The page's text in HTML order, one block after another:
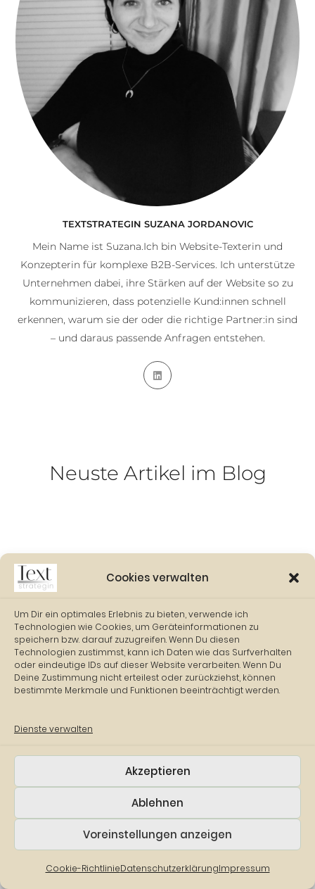
Cookies verwalten
Um Dir ein optimales Erlebnis zu bieten, verwende ich
Technologien wie Cookies, um Geräteinformationen zu
speichern bzw. darauf zuzugreifen. Wenn Du diesen
Technologien zustimmst, kann ich Daten wie das Surfverhalten
oder eindeutige IDs auf dieser Website verarbeiten. Wenn Du
Deine Zustimmung nicht erteilest oder zurückziehst, können
bestimmte Merkmale und Funktionen beeinträchtigt werden.
Dienste verwalten
Akzeptieren
Ablehnen
Voreinstellungen anzeigen
Cookie-RichtlinieDatenschutzerklärungImpressum
TEXTSTRATEGIN SUZANA JORDANOVIC
Mein Name ist Suzana.Ich bin Website-Texterin und
Konzepterin für komplexe B2B-Services. Ich unterstütze
Unternehmen dabei, ihre Stärken auf der Website so zu
kommunizieren, dass potenzielle Kund:innen schnell
erkennen, warum sie der oder die richtige Partner:in sind
– und daraus passende Anfragen entstehen.
Neuste Artikel im Blog
SUZANA JORDANOVIC
TEXTSTRATEGIN.DE